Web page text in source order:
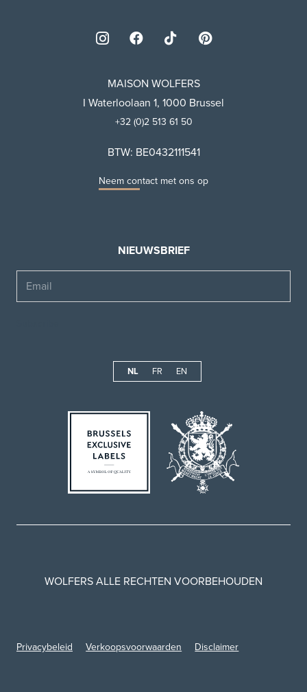
MAISON WOLFERS
I Waterloolaan 1, 1000 Brussel
+32 (0)2 513 61 50
BTW: BE0432111541
Neem contact met ons op
NIEUWSBRIEF
NL FR EN
WOLFERS ALLE RECHTEN VOORBEHOUDEN
Privacybeleid Verkoopsvoorwaarden Disclaimer